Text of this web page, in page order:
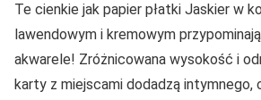
Te cienkie jak papier płatki Jaskier w
lawendowym i kremowym
akwarele! Zróżnicowana wysokość i
karty z miejscami dodadzą intymnego,